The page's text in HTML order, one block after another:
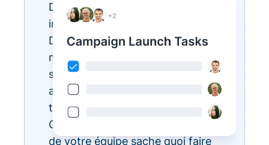
Des listes de tâches
interminables ? Réalisez-les avec
Donorbox Tasks. Vous pouvez
maintenant organiser, prioriser et
simplifier toutes vos tâches
administratives quotidiennes, le
tout au sein de l'écosystème
CRM, pour que chaque membre
de votre équipe sache quoi faire